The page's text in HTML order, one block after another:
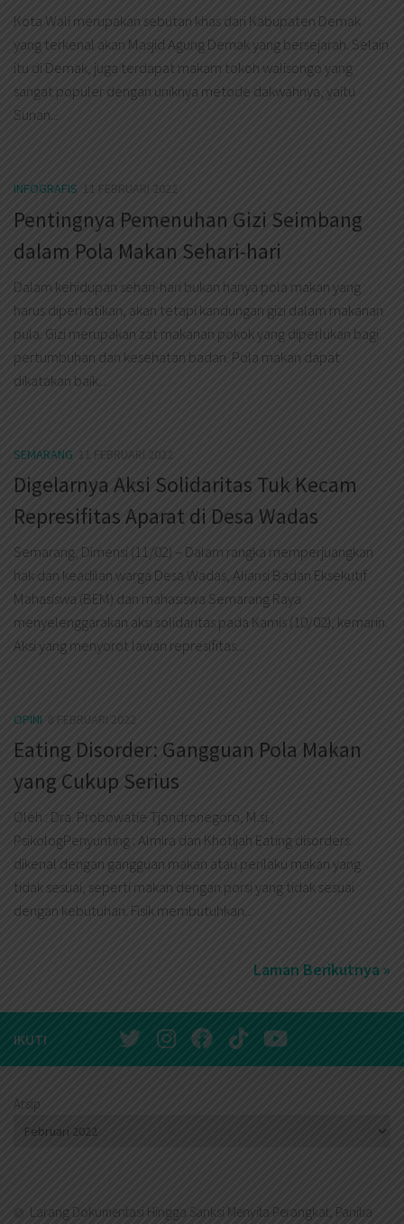
Kota Wali merupakan sebutan khas dari Kabupaten Demak
yang terkenal akan Masjid Agung Demak yang bersejarah. Selain
itu di Demak, juga terdapat makam tokoh walisongo yang
sangat populer dengan uniknya metode dakwahnya, yaitu
Sunan...
INFOGRAFIS 11 FEBRUARI 2022
Pentingnya Pemenuhan Gizi Seimbang
dalam Pola Makan Sehari-hari
Dalam kehidupan sehari-hari bukan hanya pola makan yang
harus diperhatikan, akan tetapi kandungan gizi dalam makanan
pula. Gizi merupakan zat makanan pokok yang diperlukan bagi
pertumbuhan dan kesehatan badan. Pola makan dapat
dikatakan baik...
SEMARANG 11 FEBRUARI 2022
Digelarnya Aksi Solidaritas Tuk Kecam
Represifitas Aparat di Desa Wadas
Semarang, Dimensi (11/02) – Dalam rangka memperjuangkan
hak dan keadilan warga Desa Wadas, Aliansi Badan Eksekutif
Mahasiswa (BEM) dan mahasiswa Semarang Raya
menyelenggarakan aksi solidaritas pada Kamis (10/02), kemarin.
Aksi yang menyorot lawan represifitas...
OPINI 8 FEBRUARI 2022
Eating Disorder: Gangguan Pola Makan
yang Cukup Serius
Oleh : Dra. Probowatie Tjondronegoro, M.si.,
PsikologPenyunting : Almira dan Khotijah Eating disorders
dikenal dengan gangguan makan atau perilaku makan yang
tidak sesuai, seperti makan dengan porsi yang tidak sesuai
dengan kebutuhan. Fisik membutuhkan...
Laman Berikutnya »
IKUTI
Arsip
Larang Dokumentasi Hingga Sanksi Menyita Perangkat, Panitia